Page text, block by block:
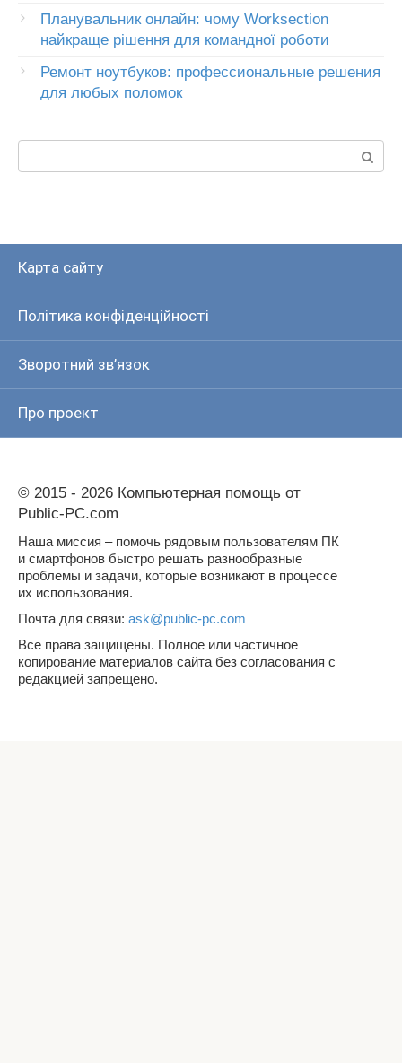
Планувальник онлайн: чому Worksection
найкраще рішення для командної роботи
Ремонт ноутбуков: профессиональные решения
для любых поломок
Карта сайту
Політика конфіденційності
Зворотний зв’язок
Про проект
© 2015 - 2026 Компьютерная помощь от
Public-PC.com
Наша миссия – помочь рядовым пользователям ПК
и смартфонов быстро решать разнообразные
проблемы и задачи, которые возникают в процессе
их использования.
Почта для связи: ask@public-pc.com
Все права защищены. Полное или частичное
копирование материалов сайта без согласования с
редакцией запрещено.